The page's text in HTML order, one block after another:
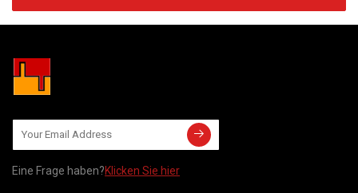
Eine Frage haben?Klicken Sie hier